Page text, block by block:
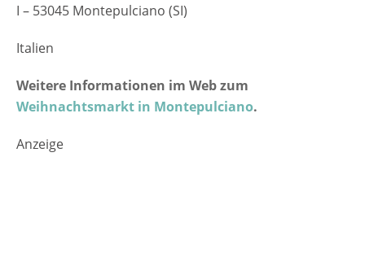
I – 53045 Montepulciano (SI)
Italien
Weitere Informationen im Web zum
Weihnachtsmarkt in Montepulciano.
Anzeige